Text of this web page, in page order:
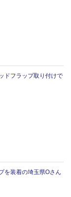
ドフラップ取り付けで
を装着の埼玉県Oさん